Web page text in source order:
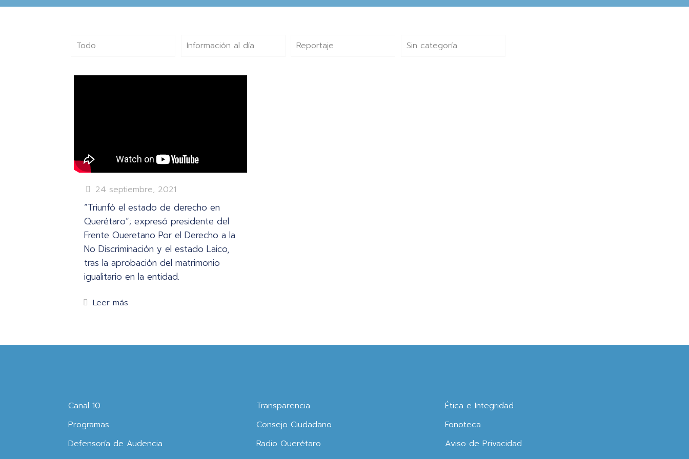
Todo Información al día Reportaje Sin categoría
24 septiembre, 2021
“Triunfó el estado de derecho en
Querétaro”; expresó presidente del
Frente Queretano Por el Derecho a la
No Discriminación y el estado Laico,
tras la aprobación del matrimonio
igualitario en la entidad.
Leer más
Canal 10
Programas
Defensoría de Audencia
Transparencia
Consejo Ciudadano
Radio Querétaro
Ética e Integridad
Fonoteca
Aviso de Privacidad